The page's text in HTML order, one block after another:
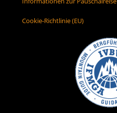
Cookie-Richtlinie (EU)